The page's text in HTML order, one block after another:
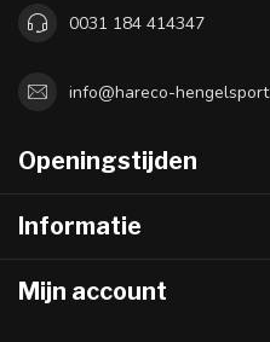
0031 184 414347
info@hareco-
Openingstijden
Informatie
Mijn account